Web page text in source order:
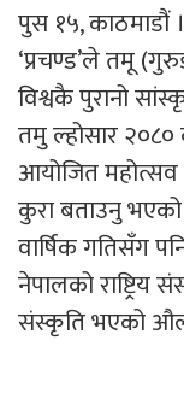
पुस १५, काठमाडौं
‘प्रचण्ड’ले तमू
विश्वकै पुरानो
तमु ल्होसार
आयोजित महोत्सव
कुरा बताउनु भएको
वार्षिक गतिसँग
नेपालको राष्ट्रिय
संस्कृति भएको